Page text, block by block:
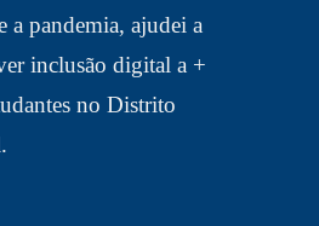
a pandemia, ajudei a
inclusão digital a +
no Distrito